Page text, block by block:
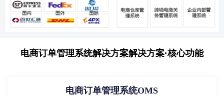
电商订单管理系统解决方案解决方案·核心功能
电商订单管理系统OMS